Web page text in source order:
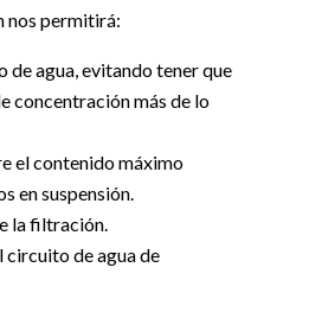
nos permitirá:
de agua, evitando tener que
concentración más de lo
el contenido máximo
en suspensión.
la filtración.
de agua de